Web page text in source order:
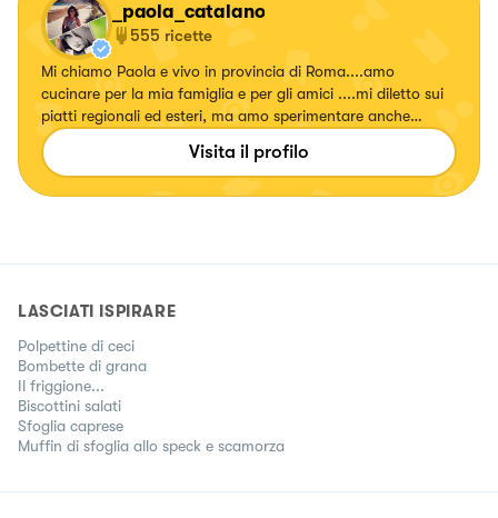
_paola_catalano
555 ricette
Mi chiamo Paola e vivo in provincia di Roma....amo
cucinare per la mia famiglia e per gli amici ....mi diletto sui
piatti regionali ed esteri, ma amo sperimentare anche
ricette con erbe e fiori, confetture e liquori. Seguitemi!!!!
Su... #fattierifattiamodomioVisita il profilo
LASCIATI ISPIRARE
Polpettine di ceci
Bombette di grana
Il friggione...
Biscottini salati
Sfoglia caprese
Muffin di sfoglia allo speck e scamorza